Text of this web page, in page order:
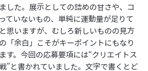
した。展示としての詰めの甘さや、コ
ていないもの、単純に運動量が足りて
思いますが、むしろ新しいものの見方
「余白」こそがキーポイントにもなり
す。今回の応募要項には“クリエイトス
”と書かれていました。文字で書くとど